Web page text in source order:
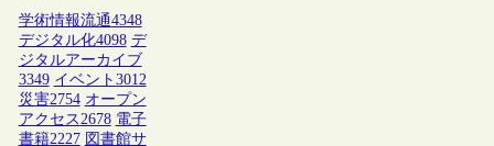
学術情報流通4348
デジタル化4098 デ
ジタルアーカイブ
3349 イベント 3012
災害2754 オープン
アクセス 2678 電子
書籍2227 図書館サ